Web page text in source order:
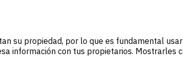
su propiedad, por lo que es fundamental
información con tus propietarios. Mostrarles